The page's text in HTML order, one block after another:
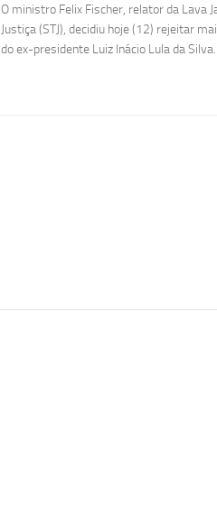
O ministro Felix Fischer, relator da Lava
Justiça (STJ), decidiu hoje (12) rejeitar
do ex-presidente Luiz Inácio Lula da